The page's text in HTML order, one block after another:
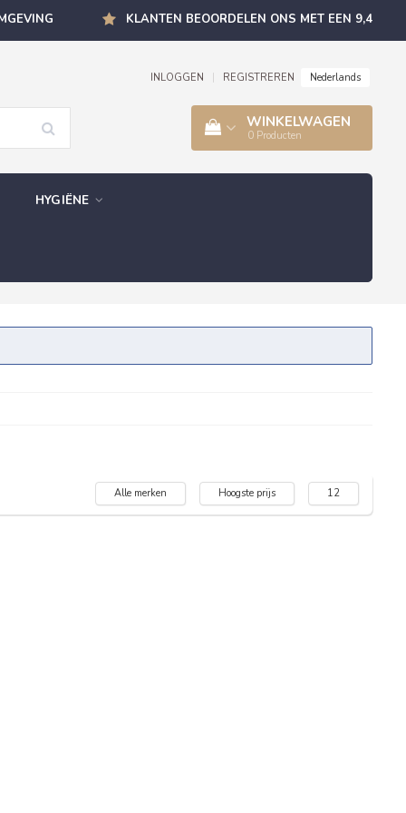
KLANTEN BEOORDELEN ONS MET EEN 9,4
INLOGGEN REGISTREREN Nederlands
WINKELWAGEN
0 Producten
HYGIËNE
Alle merken Hoogste prijs 12